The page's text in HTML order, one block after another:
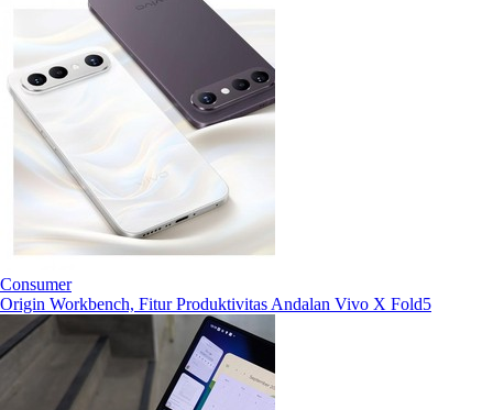
Consumer
Origin Workbench, Fitur Produktivitas Andalan Vivo X Fold5